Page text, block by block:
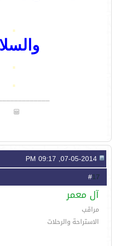
.
.
.
17
آل معمر
مراقب
الاستراحة والرحلات